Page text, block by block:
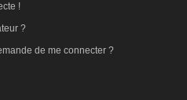
!
?
de me connecter ?